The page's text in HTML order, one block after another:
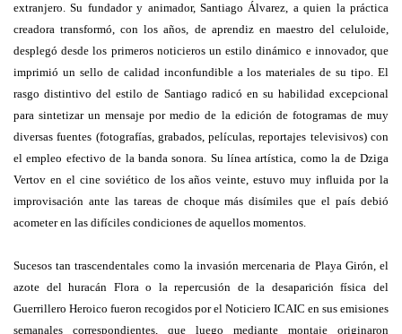
extranjero. Su fundador y animador, Santiago Álvarez, a quien la práctica
creadora transformó, con los años, de aprendiz en maestro del celuloide,
desplegó desde los primeros noticieros un estilo dinámico e innovador, que
imprimió un sello de calidad inconfundible a los materiales de su tipo. El
rasgo distintivo del estilo de Santiago radicó en su habilidad excepcional
para sintetizar un mensaje por medio de la edición de fotogramas de muy
diversas fuentes (fotografías, grabados, películas, reportajes televisivos) con
el empleo efectivo de la banda sonora. Su línea artística, como la de Dziga
Vertov en el cine soviético de los años veinte, estuvo muy influida por la
improvisación ante las tareas de choque más disímiles que el país debió
acometer en las difíciles condiciones de aquellos momentos.
Sucesos tan trascendentales como la invasión mercenaria de Playa Girón, el
azote del huracán Flora o la repercusión de la desaparición física del
Guerrillero Heroico fueron recogidos por el Noticiero ICAIC en sus emisiones
semanales correspondientes, que luego mediante montaje originaron